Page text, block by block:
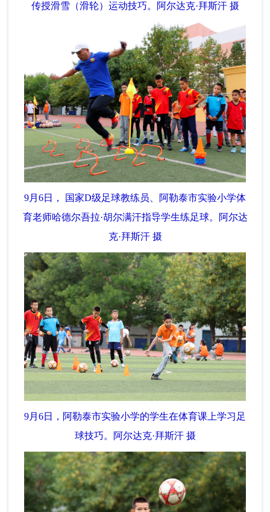
传授滑雪（滑轮）运动技巧。阿尔达克·拜斯汗 摄
9月6日， 国家D级足球教练员、阿勒泰市实验小学体
育老师哈德尔吾拉·胡尔满汗指导学生练足球。阿尔达
克·拜斯汗 摄
9月6日，阿勒泰市实验小学的学生在体育课上学习足
球技巧。阿尔达克·拜斯汗 摄